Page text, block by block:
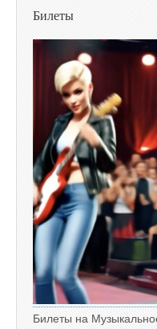
Билеты
Билеты на